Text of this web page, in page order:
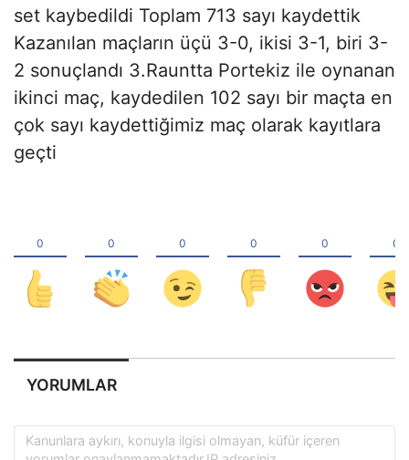
set kaybedildi Toplam 713 sayı kaydettik
Kazanılan maçların üçü 3-0, ikisi 3-1, biri 3-
2 sonuçlandı 3.Rauntta Portekiz ile oynanan
ikinci maç, kaydedilen 102 sayı bir maçta en
çok sayı kaydettiğimiz maç olarak kayıtlara
geçti
YORUMLAR